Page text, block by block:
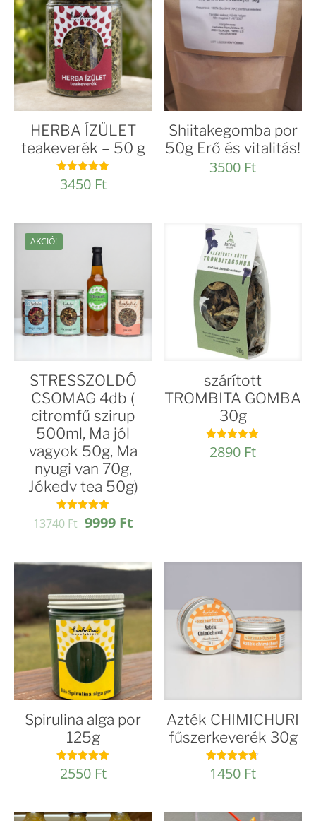
HERBA ÍZÜLET
teakeverék – 50 g
Értékelés:
5.00
3450 Ft
Shiitakegomba por
50g Erő és vitalitás!
3500 Ft
AKCIÓ!
STRESSZOLDÓ
CSOMAG 4db (
citromfű szirup
500ml, Ma jól
vagyok 50g, Ma
nyugi van 70g,
Jókedv tea 50g)
Értékelés:
5.00
13740Ft Original
13740 Ft.
9999 FtCurrent
9999 Ft.
szárított
TROMBITA GOMBA
30g
Értékelés:
5.00
2890 Ft
Spirulina alga por
125g
Értékelés:
5.00
2550 Ft
Azték CHIMICHURI
fűszerkeverék 30g
Értékelés:
4.67
1450 Ft